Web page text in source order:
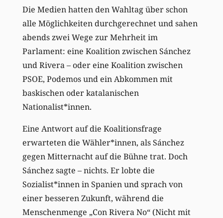
Die Medien hatten den Wahltag über schon
alle Möglichkeiten durchgerechnet und sahen
abends zwei Wege zur Mehrheit im
Parlament: eine Koalition zwischen Sánchez
und Rivera – oder eine Koalition zwischen
PSOE, Podemos und ein Abkommen mit
baskischen oder katalanischen
Nationalist*innen.
Eine Antwort auf die Koalitionsfrage
erwarteten die Wähler*innen, als Sánchez
gegen Mitternacht auf die Bühne trat. Doch
Sánchez sagte – nichts. Er lobte die
Sozialist*innen in Spanien und sprach von
einer besseren Zukunft, während die
Menschenmenge „Con Rivera No“ (Nicht mit